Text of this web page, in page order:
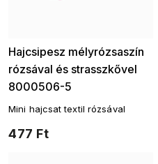
Hajcsipesz mélyrózsaszín
rózsával és strasszkővel
8000506-5
477 Ft
Mini hajcsat textil rózsával